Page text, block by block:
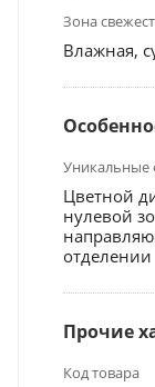
Зона
Влажная,
Уникальные
Цветной
нулевой
отделении
Прочие
Код товара